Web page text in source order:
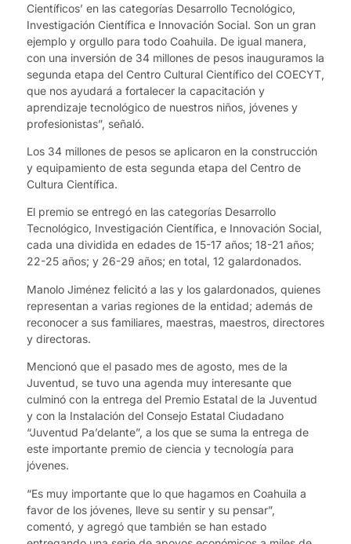
Científicos’ en las categorías Desarrollo Tecnológico,
Investigación Científica e Innovación Social. Son un gran
ejemplo y orgullo para todo Coahuila. De igual manera,
con una inversión de 34 millones de pesos inauguramos la
segunda etapa del Centro Cultural Científico del COECYT,
que nos ayudará a fortalecer la capacitación y
aprendizaje tecnológico de nuestros niños, jóvenes y
profesionistas”, señaló.
Los 34 millones de pesos se aplicaron en la construcción
y equipamiento de esta segunda etapa del Centro de
Cultura Científica.
El premio se entregó en las categorías Desarrollo
Tecnológico, Investigación Científica, e Innovación Social,
cada una dividida en edades de 15-17 años; 18-21 años;
22-25 años; y 26-29 años; en total, 12 galardonados.
Manolo Jiménez felicitó a las y los galardonados, quienes
representan a varias regiones de la entidad; además de
reconocer a sus familiares, maestras, maestros, directores
y directoras.
Mencionó que el pasado mes de agosto, mes de la
Juventud, se tuvo una agenda muy interesante que
culminó con la entrega del Premio Estatal de la Juventud
y con la Instalación del Consejo Estatal Ciudadano
“Juventud Pa’delante”, a los que se suma la entrega de
este importante premio de ciencia y tecnología para
jóvenes.
“Es muy importante que lo que hagamos en Coahuila a
favor de los jóvenes, lleve su sentir y su pensar”,
comentó, y agregó que también se han estado